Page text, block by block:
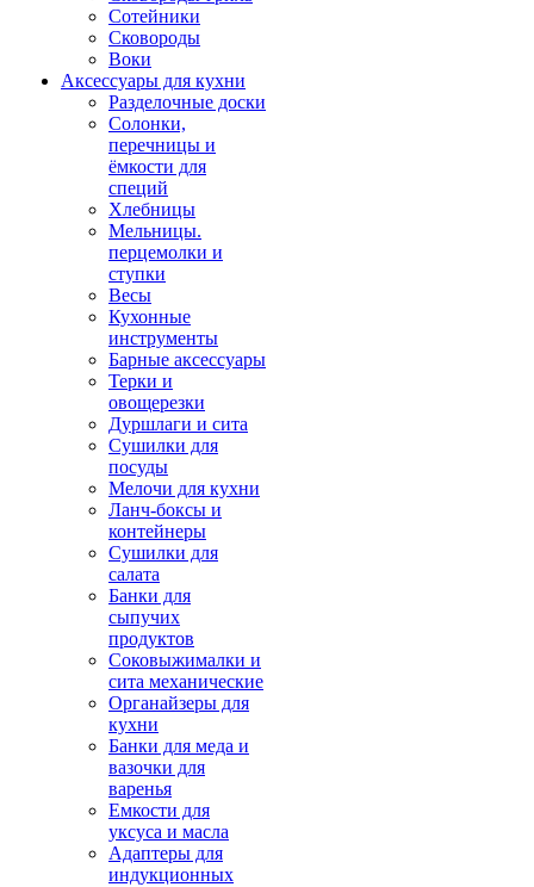
Сотейники
Сковороды
Воки
Аксессуары для кухни
Разделочные доски
Солонки,
перечницы и
ёмкости для
специй
Хлебницы
Мельницы.
перцемолки и
ступки
Весы
Кухонные
инструменты
Барные аксессуары
Терки и
овощерезки
Дуршлаги и сита
Сушилки для
посуды
Мелочи для кухни
Ланч-боксы и
контейнеры
Сушилки для
салата
Банки для
сыпучих
продуктов
Соковыжималки и
сита механические
Органайзеры для
кухни
Банки для меда и
вазочки для
варенья
Емкости для
уксуса и масла
Адаптеры для
индукционных